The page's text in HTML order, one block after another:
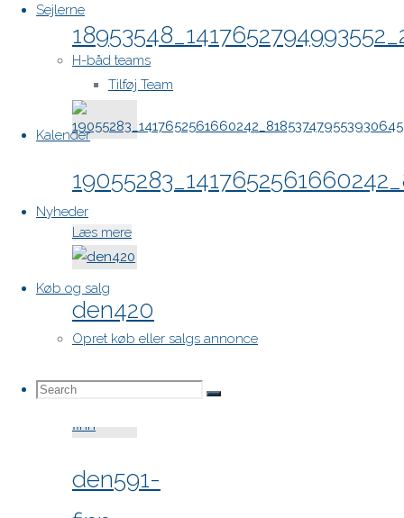
Sejlerne
H-båd teams
Tilføj Team
Kalender
Nyheder
Køb og salg
Opret køb eller salgs annonce
Search
Search
Search
Læs mere
Læs mere
den420
den591-